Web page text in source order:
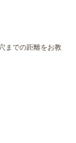
までの距離をお教